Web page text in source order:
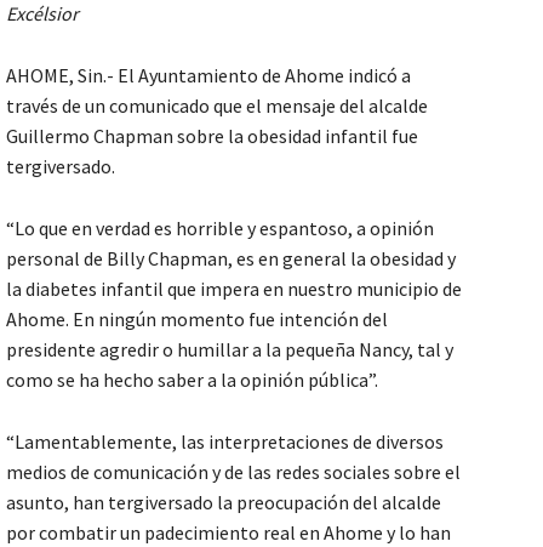
Excélsior
AHOME, Sin.- El Ayuntamiento de Ahome indicó a
través de un comunicado que el mensaje del alcalde
Guillermo Chapman sobre la obesidad infantil fue
tergiversado.
“Lo que en verdad es horrible y espantoso, a opinión
personal de Billy Chapman, es en general la obesidad y
la diabetes infantil que impera en nuestro municipio de
Ahome. En ningún momento fue intención del
presidente agredir o humillar a la pequeña Nancy, tal y
como se ha hecho saber a la opinión pública”.
“Lamentablemente, las interpretaciones de diversos
medios de comunicación y de las redes sociales sobre el
asunto, han tergiversado la preocupación del alcalde
por combatir un padecimiento real en Ahome y lo han